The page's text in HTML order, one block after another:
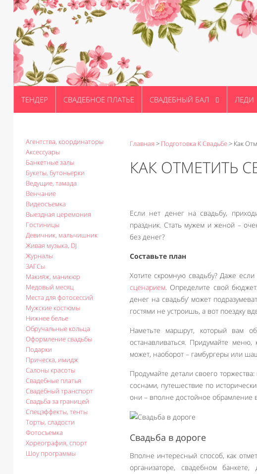
ТЕНДЕР СВАДЕБНОЕ ПЛАТЬЕ СВАДЕБНЫЙ БАЛ ЛЕДИ
Агентства, координаторы
Аксессуары
Банкетные залы
Букеты, бутоньерки
Ведущие, тамада
Венчание
Видеосъемка
Выездная церемония
Гостиницы
Девичник, мальчишник
Живая музыка, DJ
Журналы
ЗАГСы
Макияж, маникюр
Медовый месяц
Места для фотосессий
Мужские костюмы
Нижнее белье
Обручальные кольца
Оформление свадьбы
Подарки
Прическа, имидж
Салоны красоты
Свадебные платья
Свадебный транспорт
Свадьба за границей
Спецэффекты, тенты
Торты, сладости
Фотосъемка
Хореография, спорт
Шоу программы
Главная > Подготовка К Свадьбе> Как
КАК ОТМЕТИТЬ
Если нет денег на свадьбу,
праздник. Стать мужем и женой –
без денег?
Составьте план
Хотите скромную свадьбу? Даже
сценарием. Определите свой
денег на свадьбу’ может
гостями не устроишь, а вот поездку
Наметьте маршрут, который вам
останавливаться. Придумайте
может, наоборот – гамбургеры или
Продумайте детали своего
соснами, путешествие по
они – вполне достойное обрамление
Свадьба в дороге
Вполне интересный способ, как
организаторе, свадебном